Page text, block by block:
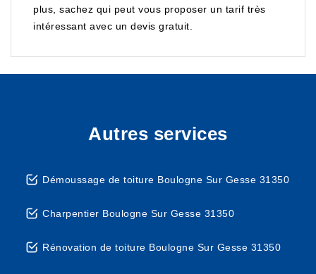
plus, sachez qui peut vous proposer un tarif très
intéressant avec un devis gratuit.
Autres services
Démoussage de toiture Boulogne Sur Gesse 31350
Charpentier Boulogne Sur Gesse 31350
Rénovation de toiture Boulogne Sur Gesse 31350